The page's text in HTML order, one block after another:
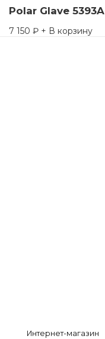
Polar Glave 5393A
7 150 ₽ + В корзину
Интернет-магазин